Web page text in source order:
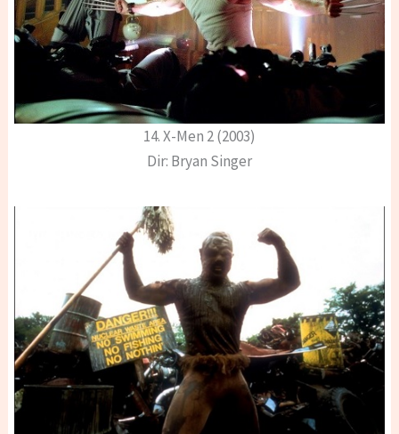
14. X-Men 2 (2003)
Dir: Bryan Singer